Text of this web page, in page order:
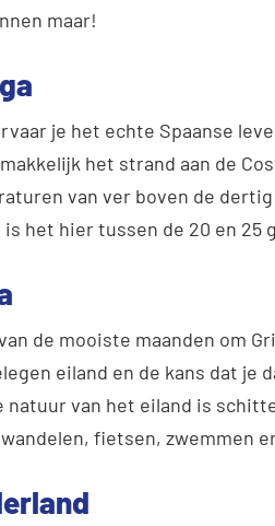
maar!
je het echte Spaanse
het strand aan de
van ver boven de
is het hier tussen de 20 en 25
de mooiste maanden om
eiland en de kans dat je
natuur van het eiland is
fietsen, zwemmen